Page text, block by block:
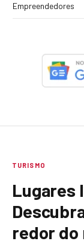
Empreendedores
TURISMO
Lugares
redor do